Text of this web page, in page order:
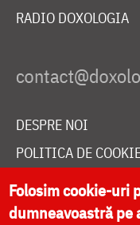
RADIO DOXOLOGIA
DESPRE NOI
POLITICA DE
DONEAZĂ ONLINE
Folosim cookie-uri
dumneavoastră pe